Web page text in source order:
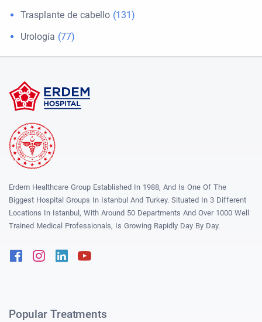
Trasplante de cabello (131)
Urología (77)
Erdem Healthcare Group Established In 1988, And Is One Of The
Biggest Hospital Groups In Istanbul And Turkey. Situated In 3 Different
Locations In Istanbul, With Around 50 Departments And Over 1000 Well
Trained Medical Professionals, Is Growing Rapidly Day By Day.
FacebookInstagram
Linkedin
Popular Treatments